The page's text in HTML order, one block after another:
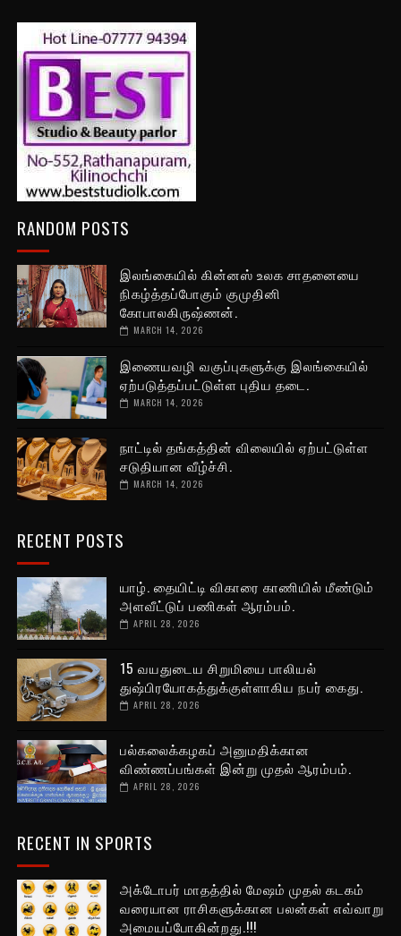
RANDOM POSTS
இலங்கையில் கின்னஸ் உலக சாதனையை
நிகழ்த்தப்போகும் குமுதினி
கோபாலகிருஷ்ணன்.
MARCH 14, 2026
இணையவழி வகுப்புகளுக்கு இலங்கையில்
ஏற்படுத்தப்பட்டுள்ள புதிய தடை.
MARCH 14, 2026
நாட்டில் தங்கத்தின் விலையில் ஏற்பட்டுள்ள
சடுதியான வீழ்ச்சி.
MARCH 14, 2026
RECENT POSTS
யாழ். தையிட்டி விகாரை காணியில் மீண்டும்
அளவீட்டுப் பணிகள் ஆரம்பம்.
APRIL 28, 2026
15 வயதுடைய சிறுமியை பாலியல்
துஷ்பிரயோகத்துக்குள்ளாகிய நபர் கைது.
APRIL 28, 2026
பல்கலைக்கழகப் அனுமதிக்கான
விண்ணப்பங்கள் இன்று முதல் ஆரம்பம்.
APRIL 28, 2026
RECENT IN SPORTS
அக்டோபர் மாதத்தில் மேஷம் முதல் கடகம்
வரையான ராசிகளுக்கான பலன்கள் எவ்வாறு
அமையப்போகின்றது.!!!